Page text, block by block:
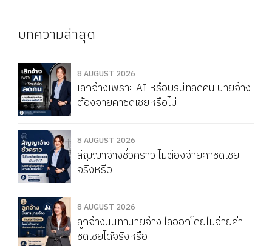
บทความล่าสุด
8 AUGUST 2026
เลิกจ้างเพราะ AI หรือบริษัทลดคน นายจ้าง
ต้องจ่ายค่าชดเชยหรือไม่
8 AUGUST 2026
สัญญาจ้างชั่วคราว ไม่ต้องจ่ายค่าชดเชย
จริงหรือ
8 AUGUST 2026
ลูกจ้างนินทานายจ้าง ไล่ออกโดยไม่จ่ายค่า
ชดเชยได้จริงหรือ